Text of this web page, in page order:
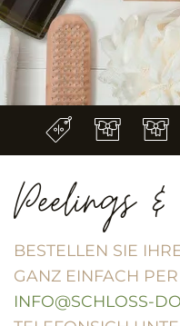
Peelings &
BESTELLEN SIE
GANZ EINFACH
INFO@SCHLOSS-